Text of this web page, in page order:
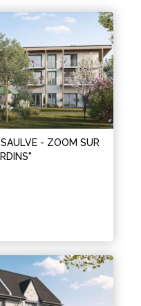
- ZOOM SUR